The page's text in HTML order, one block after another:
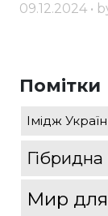
09.12.2024 •
Помітки
Імідж
Гібридна
Мир для